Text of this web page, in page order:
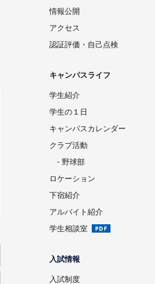
情報公開
アクセス
認証評価・自己点検
キャンパスライフ
学生紹介
学生の１日
キャンパスカレンダー
クラブ活動
- 野球部
ロケーション
下宿紹介
アルバイト紹介
学生相談室
入試情報
入試制度